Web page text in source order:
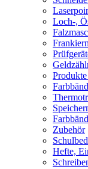
Loch-,
Zubehör
Hefte,